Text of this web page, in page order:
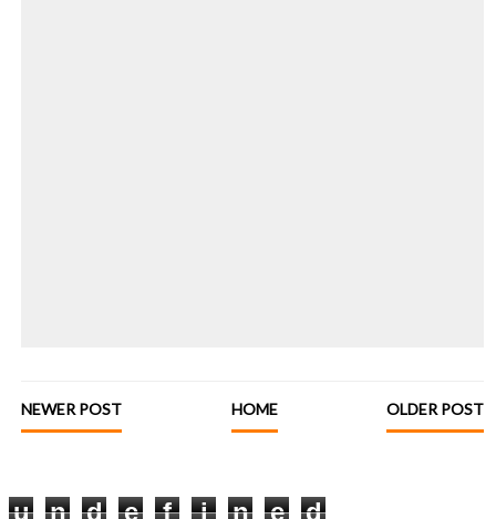
NEWER POST OLDER POST
HOME
u n d e f i n e d